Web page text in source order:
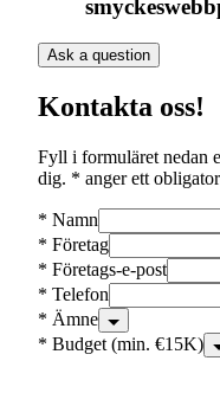
Ask a question
Kontakta oss!
Fyll i formuläret nedan
dig. * anger ett
* Namn
* Företag
* Företags-e-post
* Telefon
* Ämne
* Budget (min. €15K)